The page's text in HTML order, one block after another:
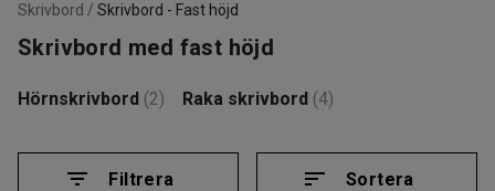
Skrivbord Skrivbord - Fast höjd
Skrivbord med fast höjd
Hörnskrivbord (2) Raka skrivbord (4)
Filtrera Sortera